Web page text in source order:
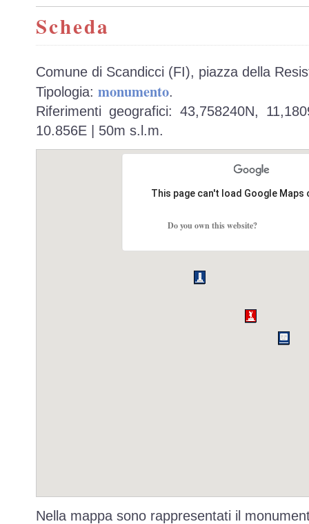
Scheda
Comune di Scandicci (FI), piazza della
Tipologia: monumento.
Riferimenti geografici: 43,758240N,
10.856E | 50m s.l.m.
This page can't load Google
Do you own this website?
Nella mappa sono rappresentati il